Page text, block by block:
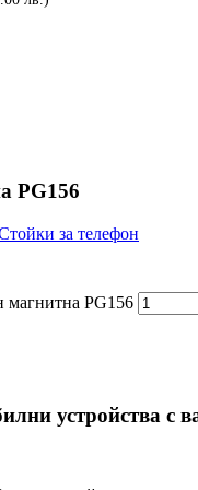
PG156
за телефон
магнитна PG156
устройства с